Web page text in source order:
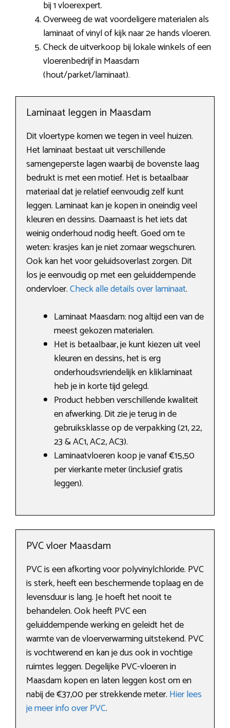
bij 1 vloerexpert.
Overweeg de wat voordeligere materialen als
laminaat of vinyl of kijk naar 2e hands vloeren.
Check de uitverkoop bij lokale winkels of een
vloerenbedrijf in Maasdam
(hout/parket/laminaat).
Laminaat leggen in Maasdam
Dit vloertype komen we tegen in veel huizen.
Het laminaat bestaat uit verschillende
samengeperste lagen waarbij de bovenste laag
bedrukt is met een motief. Het is betaalbaar
materiaal dat je relatief eenvoudig zelf kunt
leggen. Laminaat kan je kopen in oneindig veel
kleuren en dessins. Daarnaast is het iets dat
weinig onderhoud nodig heeft. Goed om te
weten: krasjes kan je niet zomaar wegschuren.
Ook kan het voor geluidsoverlast zorgen. Dit
los je eenvoudig op met een geluiddempende
ondervloer.Check alle details over laminaat.
Laminaat Maasdam: nog altijd een van de
meest gekozen materialen.
Het is betaalbaar, je kunt kiezen uit veel
kleuren en dessins, het is erg
onderhoudsvriendelijk en kliklaminaat
heb je in korte tijd gelegd.
Product hebben verschillende kwaliteit
en afwerking. Dit zie je terug in de
gebruiksklasse op de verpakking (21, 22,
23 & AC1, AC2, AC3).
Laminaatvloeren koop je vanaf €15,50
per vierkante meter (inclusief gratis
leggen).
PVC vloer Maasdam
PVC is een afkorting voor polyvinylchloride. PVC
is sterk, heeft een beschermende toplaag en de
levensduur is lang. Je hoeft het nooit te
behandelen. Ook heeft PVC een
geluiddempende werking en geleidt het de
warmte van de vloerverwarming uitstekend. PVC
is vochtwerend en kan je dus ook in vochtige
ruimtes leggen. Degelijke PVC-vloeren in
Maasdam kopen en laten leggen kost om en
nabij de €37,00 per strekkende meter. Hier lees
je meer info over PVC.